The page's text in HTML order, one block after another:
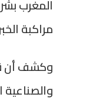
المغرب
مراكبة
وكشف أن